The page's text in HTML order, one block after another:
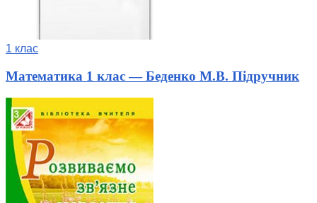
1 клас
Математика 1 клас — Беденко М.В. Підручник